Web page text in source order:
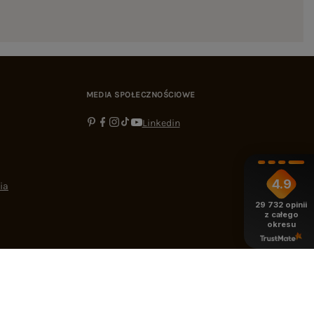
MEDIA SPOŁECZNOŚCIOWE
Linkedin
4.9
29 732 opinii
z całego
okresu